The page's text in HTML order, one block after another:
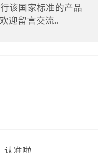
该国家标准的产品
迎留言交流。